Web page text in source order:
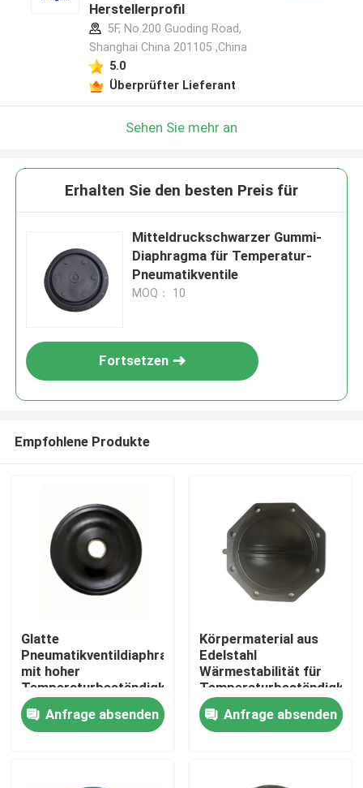
Zu Hause
Herstellerprofil
5F, No.200 Guoding Road,
Shanghai China 201105 ,China
5.0
Überprüfter Lieferant
Sehen Sie mehr an
Erhalten Sie den besten Preis für
Mitteldruckschwarzer Gummi-
Diaphragma für Temperatur-
Pneumatikventile
MOQ： 10
Fortsetzen
Empfohlene Produkte
Glatte
Pneumatikventildiaphragma
mit hoher
Temperaturbeständigkeit
und geringer Leckage
von 0,05%
Anfrage absenden
Körpermaterial aus
Edelstahl
Wärmestabilität für
Temperaturbeständigkeit
in Luftmedien
Anfrage absenden